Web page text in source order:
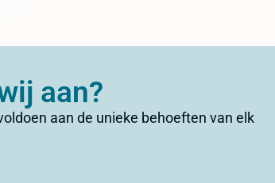
aan?
aan de unieke behoeften van elk